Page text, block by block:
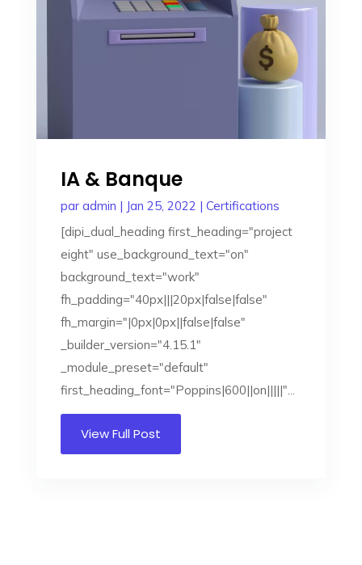
IA & Banque
par admin | Jan 25, 2022 | Certifications
[dipi_dual_heading first_heading="project
eight" use_background_text="on"
background_text="work"
fh_padding="40px|||20px|false|false"
fh_margin="|0px|0px||false|false"
_builder_version="4.15.1"
_module_preset="default"
first_heading_font="Poppins|600||on|||||"...
View Full Post